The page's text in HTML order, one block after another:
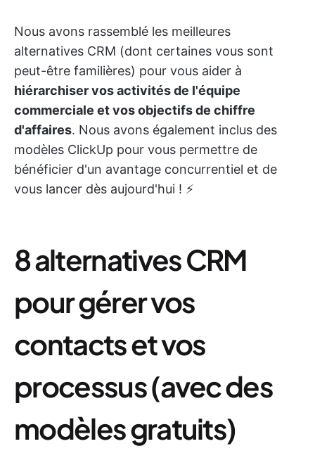
Nous avons rassemblé les meilleures
alternatives CRM (dont certaines vous sont
peut-être familières) pour vous aider à
hiérarchiser vos activités de l'équipe
commerciale et vos objectifs de chiffre
d'affaires. Nous avons également inclus des
modèles ClickUp pour vous permettre de
bénéficier d'un avantage concurrentiel et de
vous lancer dès aujourd'hui ! ⚡️
8 alternatives CRM
pour gérer vos
contacts et vos
processus (avec des
modèles gratuits)